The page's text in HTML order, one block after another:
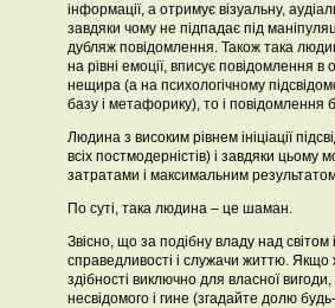
інформації, а отримує візуальну,
завдяки чому не підпадає під
дубляж повідомлення. Також така
на рівні емоції, вписує повідомлення
нещира (а на психологічному
базу і метафорику), то і повідомлення
Людина з високим рівнем ініціації
всіх постмодерністів) і завдяки цьому
затратами і максимальним
По суті, така людина – це шаман.
Звісно, що за подібну владу над
справедливості і служачи життю. Якщо
здібності виключно для власної
несвідомого і гине (згадайте долю